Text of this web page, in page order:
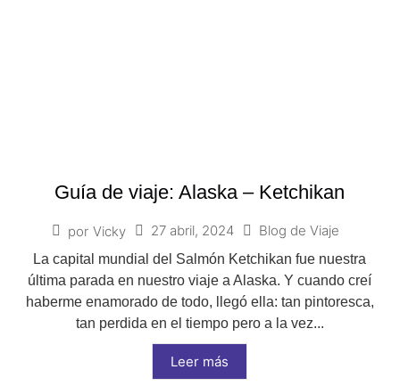
Guía de viaje: Alaska – Ketchikan
por Vicky 27 abril, 2024 Blog de Viaje
La capital mundial del Salmón Ketchikan fue nuestra
última parada en nuestro viaje a Alaska. Y cuando creí
haberme enamorado de todo, llegó ella: tan pintoresca,
tan perdida en el tiempo pero a la vez...
Leer más